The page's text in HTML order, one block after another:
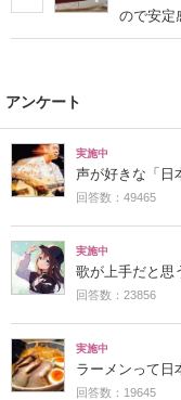
ので安定
アンケート
実施中
声が好きな「日
回答数：49465
実施中
歌が上手だと思
回答数：23856
実施中
ラーメンって日
回答数：19645